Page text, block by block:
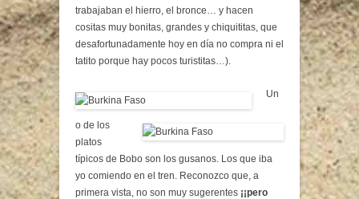
trabajaban el hierro, el bronce… y hacen
cositas muy bonitas, grandes y chiquititas, que
desafortunadamente hoy en día no compra ni el
tatito porque hay pocos turistitas…).
Un
o de los
platos
típicos de Bobo son los gusanos. Los que iba
yo comiendo en el tren. Reconozco que, a
primera vista, no son muy sugerentes ¡¡pero